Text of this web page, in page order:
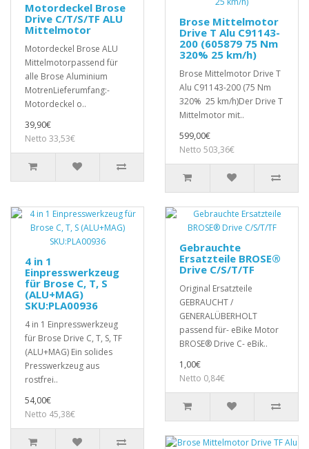
Motordeckel Brose
Drive C/T/S/TF ALU
Mittelmotor
Motordeckel Brose ALU
Mittelmotorpassend für
alle Brose Aluminium
MotrenLieferumfang:-
Motordeckel o..
39,90€
Netto 33,53€
Brose Mittelmotor
Drive T Alu C91143-
200 (605879 75 Nm
320% 25 km/h)
Brose Mittelmotor Drive T
Alu C91143-200 (75 Nm
320% 25 km/h)Der Drive T
Mittelmotor mit..
599,00€
Netto 503,36€
4 in 1
Einpresswerkzeug
für Brose C, T, S
(ALU+MAG)
SKU:PLA00936
4 in 1 Einpresswerkzeug
für Brose Drive C, T, S, TF
(ALU+MAG) Ein solides
Presswerkzeug aus
rostfrei..
54,00€
Netto 45,38€
Gebrauchte
Ersatzteile BROSE®
Drive C/S/T/TF
Original Ersatzteile
GEBRAUCHT /
GENERALÜBERHOLT
passend für- eBike Motor
BROSE® Drive C- eBik..
1,00€
Netto 0,84€